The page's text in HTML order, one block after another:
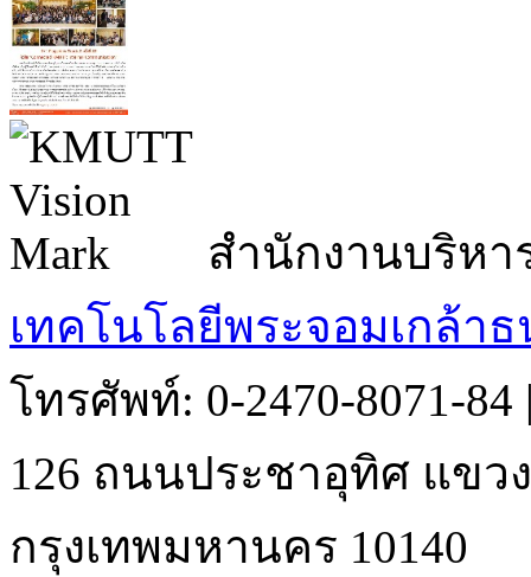
สำนักงานบริห
เทคโนโลยีพระจอมเกล้า
โทรศัพท์: 0-2470-8071-84
126 ถนนประชาอุทิศ แขว
กรุงเทพมหานคร 10140